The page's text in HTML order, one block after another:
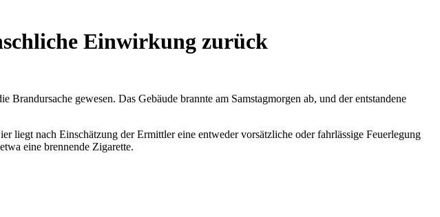
Einwirkung zurück
Brandursache gewesen. Das Gebäude brannte am Samstagmorgen ab, und der entstandene
liegt nach Einschätzung der Ermittler eine entweder vorsätzliche oder fahrlässige Feuerlegung
eine brennende Zigarette.